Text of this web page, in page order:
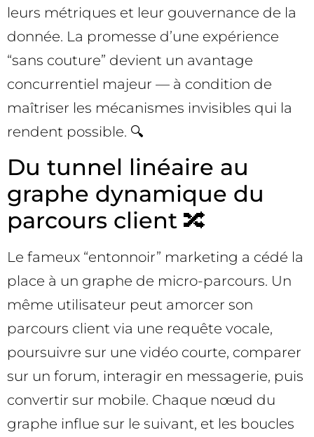
leurs métriques et leur gouvernance de la
donnée. La promesse d’une expérience
“sans couture” devient un avantage
concurrentiel majeur — à condition de
maîtriser les mécanismes invisibles qui la
rendent possible. 🔍
Du tunnel linéaire au
graphe dynamique du
parcours client 🔀
Le fameux “entonnoir” marketing a cédé la
place à un graphe de micro-parcours. Un
même utilisateur peut amorcer son
parcours client via une requête vocale,
poursuivre sur une vidéo courte, comparer
sur un forum, interagir en messagerie, puis
convertir sur mobile. Chaque nœud du
graphe influe sur le suivant, et les boucles